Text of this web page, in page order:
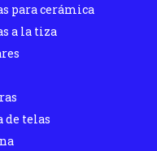
para cerámica
a la tiza
de telas